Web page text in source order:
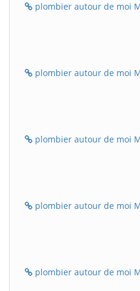
plombier autour de moi
plombier autour de moi
plombier autour de moi
plombier autour de moi
plombier autour de moi